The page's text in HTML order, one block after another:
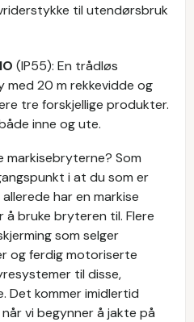
til utendørsbruk
(IP55): En trådløs
20 m rekkevidde og
tre forskjellige produkter.
inne og ute.
markisebryterne? Som
i at du som er
har en markise
å bruke bryteren til. Flere
som selger
og ferdig motoriserte
til disse,
Det kommer imidlertid
vi begynner å jakte på